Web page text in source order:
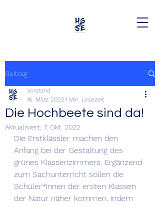
Beitrag
Die Hochbeete sind da!
Vorstand
16. März 20221 Min. Lesezeit
Aktualisiert: 7. Okt. 2022
Die Erstklässler machen den
Anfang bei der Gestaltung des
grünes Klassenzimmers. Ergänzend
zum Sachunterricht sollen die
Schüler*innen der ersten Klassen
der Natur näher kommen, indem